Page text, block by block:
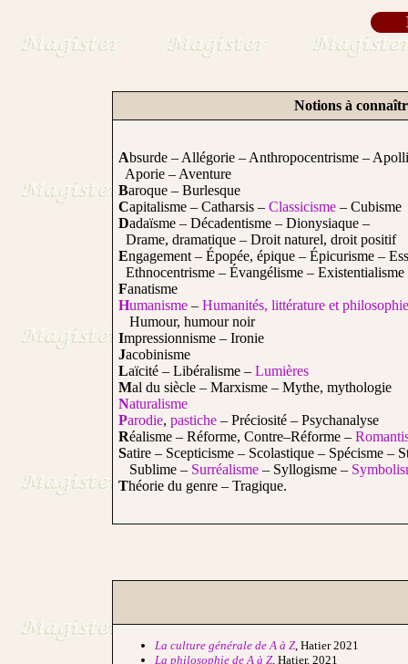
Notions à
Absurde – Allégorie – Anthropocentrisme –
Aporie – Aventure
Baroque – Burlesque
Capitalisme – Catharsis – Classicisme – Cubisme
Dadaïsme – Décadentisme – Dionysiaque –
Drame, dramatique – Droit naturel, droit positif
Engagement – Épopée, épique – Épicurisme –
Ethnocentrisme – Évangélisme – Existentialisme
Fanatisme
Humanisme – Humanités, littérature et
Humour, humour noir
Impressionnisme – Ironie
Jacobinisme
Laïcité – Libéralisme – Lumières
Mal du siècle – Marxisme – Mythe, mythologie
Naturalisme
Parodie, pastiche – Préciosité – Psychanalyse
Réalisme – Réforme, Contre–Réforme –
Satire – Scepticisme – Scolastique – Spécisme –
Sublime – Surréalisme – Syllogisme –
Théorie du genre – Tragique.
La culture générale de A à Z, Hatier 2021
La philosophie de A à Z, Hatier, 2021